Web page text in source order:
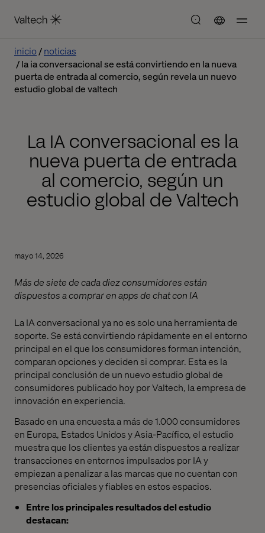
inicio
noticias
la ia conversacional se está convirtiendo en la nueva
puerta de entrada al comercio, según revela un nuevo
estudio global de valtech
La IA conversacional es la
nueva puerta de entrada
al comercio, según un
estudio global de Valtech
mayo 14, 2026
Más de siete de cada diez consumidores están
dispuestos a comprar en apps de chat con IA
La IA conversacional ya no es solo una herramienta de
soporte. Se está convirtiendo rápidamente en el entorno
principal en el que los consumidores forman intención,
comparan opciones y deciden si comprar. Esta es la
principal conclusión de un nuevo estudio global de
consumidores publicado hoy por Valtech, la empresa de
innovación en experiencia.
Basado en una encuesta a más de 1.000 consumidores
en Europa, Estados Unidos y Asia-Pacífico, el estudio
muestra que los clientes ya están dispuestos a realizar
transacciones en entornos impulsados por IA y
empiezan a penalizar a las marcas que no cuentan con
presencias oficiales y fiables en estos espacios.
Entre los principales resultados del estudio
destacan: